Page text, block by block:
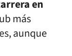
en
más
aunque